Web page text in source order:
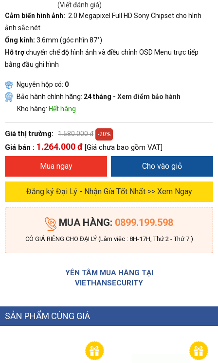
(Viết đánh giá)
Cảm biến hình ảnh: 2.0 Megapixel Full HD Sony Chipset cho hình
ảnh sắc nét
Ống kính: 3.6mm (góc nhìn 87°)
Hỗ trợchuyển chế độ hình ảnh và điều chỉnh OSD Menu trực tiếp
bằng đầu ghi hình
Nguyên hộp có: 0
Bảo hành chính hãng: 24 tháng - Xem điểm bảo hành
Kho hàng: Hết hàng
Giá thị trường: 1.580.000 đ -20%
Giá bán : 1.264.000 đ [Giá chưa bao gồm VAT]
Mua ngay Cho vào giỏ
Đăng ký Đại Lý - Nhận Gía Tốt Nhất >> Xem Ngay
MUA HÀNG: 0899.199.598
CÓ GIÁ RIÊNG CHO ĐẠI LÝ (Làm việc : 8H-17H, Thứ 2 - Thứ 7 )
YÊN TÂM MUA HÀNG TẠI
VIETHANSECURITY
SẢN PHẨM CÙNG GIÁ